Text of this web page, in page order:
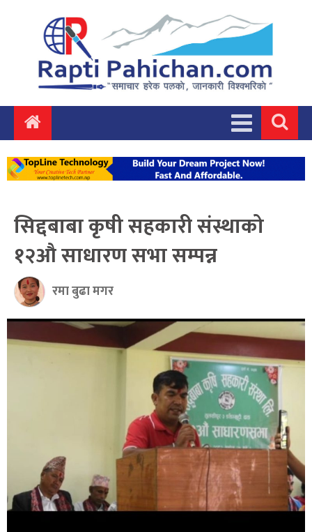
सिद्दबाबा कृषी सहकारी संस्थाको
१२औ साधारण सभा सम्पन्न
रमा बुढा मगर